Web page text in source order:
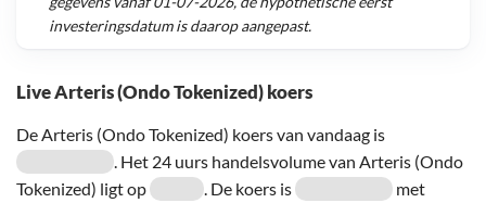
Live Arteris (Ondo Tokenized) koers
De Arteris (Ondo Tokenized) koers van vandaag is
. Het 24 uurs handelsvolume van Arteris (Ondo
Tokenized) ligt op
. De koers is
met
investeringsdatum is daarop aangepast.